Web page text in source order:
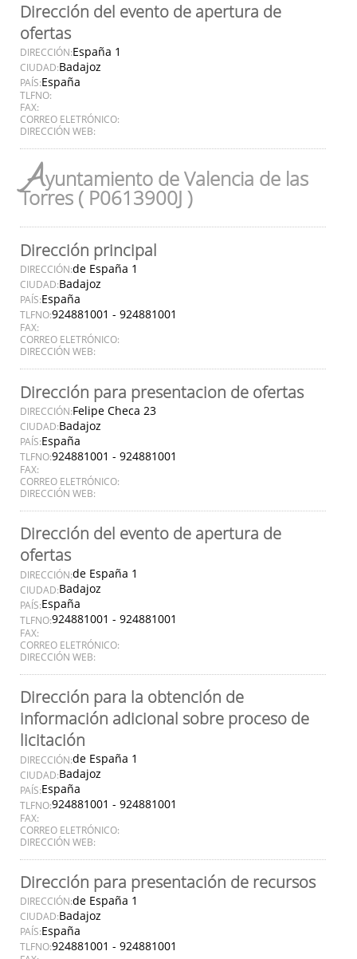
Dirección del evento de apertura de
ofertas
DIRECCIÓN:España 1
CIUDAD:Badajoz
PAÍS:España
TLFNO:
FAX:
CORREO ELETRÓNICO:
DIRECCIÓN WEB:
Ayuntamiento de Valencia de las
Torres ( P0613900J )
Dirección principal
DIRECCIÓN:de España 1
CIUDAD:Badajoz
PAÍS:España
TLFNO:924881001 - 924881001
FAX:
CORREO ELETRÓNICO:
DIRECCIÓN WEB:
Dirección para presentacion de ofertas
DIRECCIÓN:Felipe Checa 23
CIUDAD:Badajoz
PAÍS:España
TLFNO:924881001 - 924881001
FAX:
CORREO ELETRÓNICO:
DIRECCIÓN WEB:
Dirección del evento de apertura de
ofertas
DIRECCIÓN:de España 1
CIUDAD:Badajoz
PAÍS:España
TLFNO:924881001 - 924881001
FAX:
CORREO ELETRÓNICO:
DIRECCIÓN WEB:
Dirección para la obtención de
información adicional sobre proceso de
licitación
DIRECCIÓN:de España 1
CIUDAD:Badajoz
PAÍS:España
TLFNO:924881001 - 924881001
FAX:
CORREO ELETRÓNICO:
DIRECCIÓN WEB:
Dirección para presentación de recursos
DIRECCIÓN:de España 1
CIUDAD:Badajoz
PAÍS:España
TLFNO:924881001 - 924881001